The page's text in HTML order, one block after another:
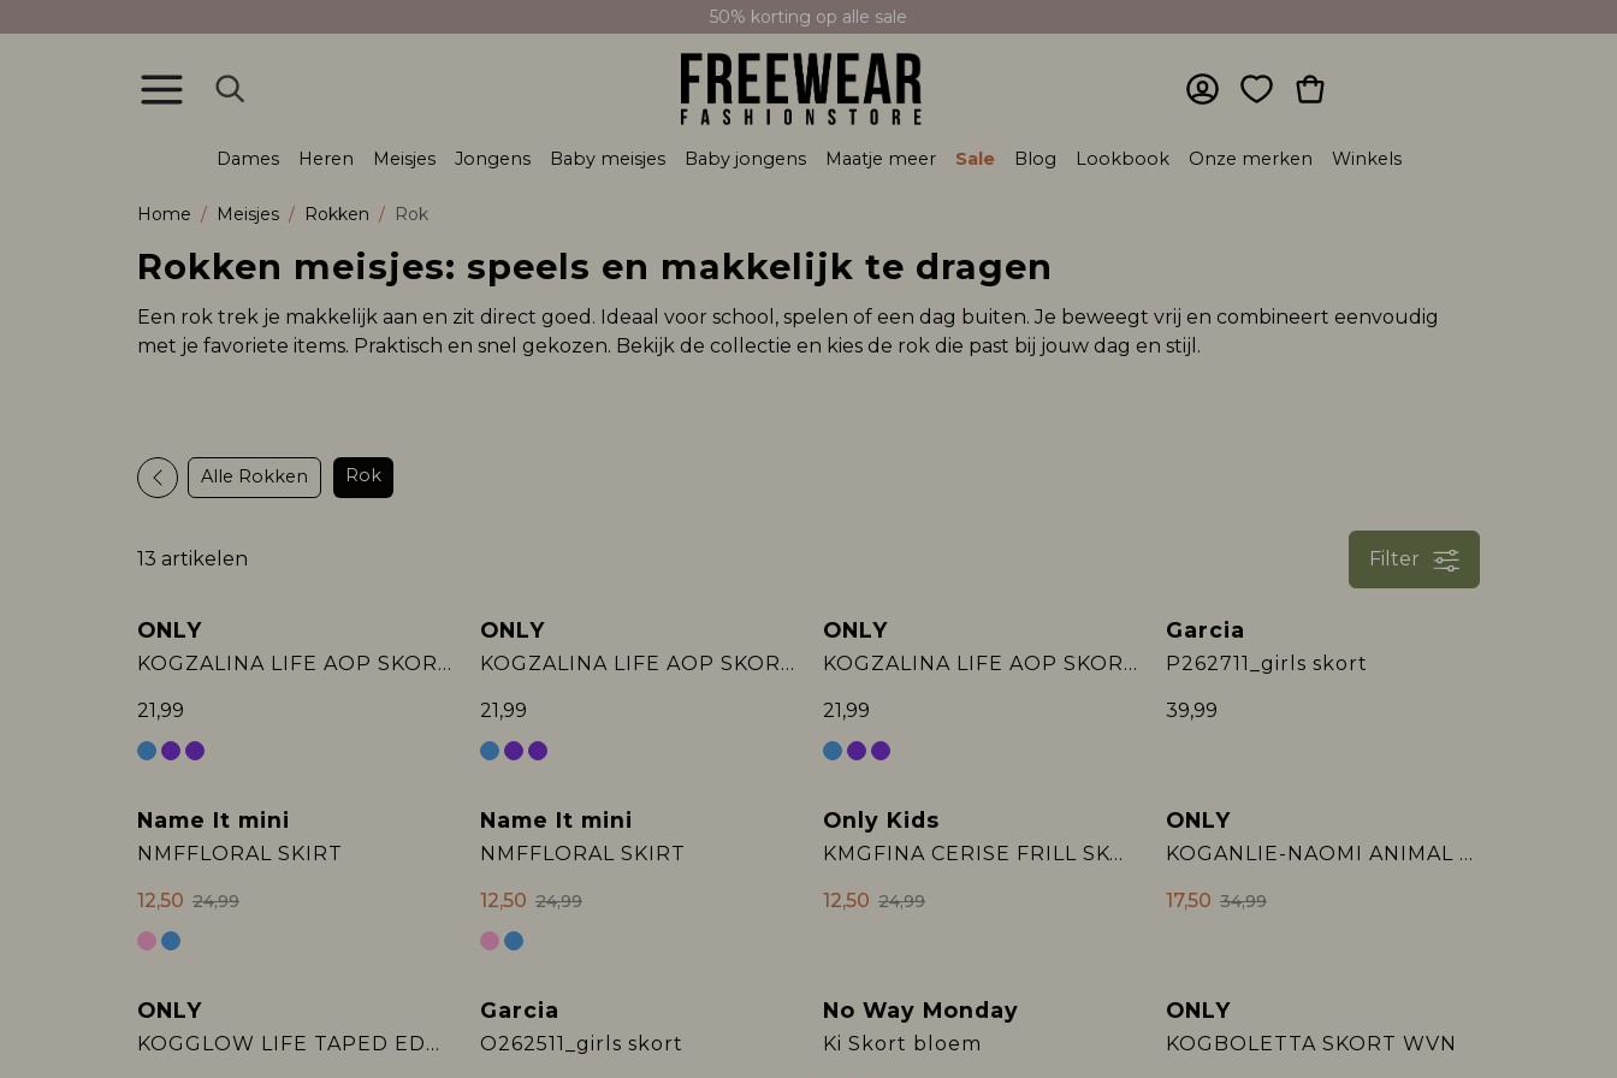
50% korting op alle sale
Dames Heren Meisjes Jongens Baby meisjes Baby jongens Maatje meer Sale Blog Lookbook Onze merken Winkels
Home Meisjes Rokken Rok
Rokken meisjes: speels en makkelijk te dragen
Een rok trek je makkelijk aan en zit direct goed. Ideaal voor school, spelen of een dag buiten. Je beweegt vrij en combineert eenvoudig
met je favoriete items. Praktisch en snel gekozen. Bekijk de collectie en kies de rok die past bij jouw dag en stijl.
Alle Rokken Rok
13 artikelen Filter
ONLY
KOGZALINA LIFE AOP SKORTS PTM
21,99
ONLY
KOGZALINA LIFE AOP SKORTS PTM
21,99
ONLY
KOGZALINA LIFE AOP SKORTS PTM
21,99
Garcia
P262711_girls skort
39,99
Sale
Name It mini
NMFFLORAL SKIRT
12,50 24,99
Sale
Name It mini
NMFFLORAL SKIRT
12,50 24,99
Sale
Only Kids
KMGFINA CERISE FRILL SKORT AOP WVN
12,50 24,99
Sale
ONLY
KOGANLIE-NAOMI ANIMAL SKORT VD PNT
17,50 34,99
ONLY
KOGGLOW LIFE TAPED EDGE SKORT AOP W:
Garcia
O262511_girls skort
Sale
No Way Monday
Ki Skort bloem
ONLY
KOGBOLETTA SKORT WVN